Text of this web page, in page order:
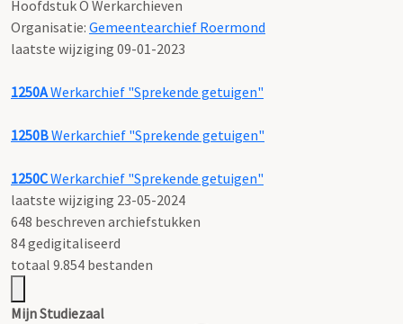
Hoofdstuk O Werkarchieven
Organisatie: Gemeentearchief Roermond
laatste wijziging 09-01-2023
1250AWerkarchief "Sprekende getuigen"
1250BWerkarchief "Sprekende getuigen"
1250CWerkarchief "Sprekende getuigen"
laatste wijziging 23-05-2024
648 beschreven archiefstukken
84 gedigitaliseerd
totaal 9.854 bestanden
Mijn Studiezaal